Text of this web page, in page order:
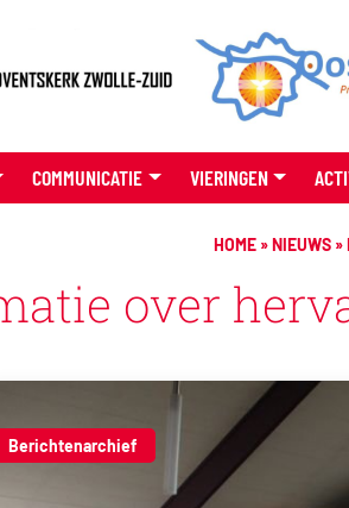
COMMUNICATIE VIERINGEN
HOME »NIEUWS »
over
Berichtenarchief